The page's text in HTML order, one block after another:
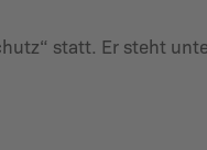
statt. Er steht